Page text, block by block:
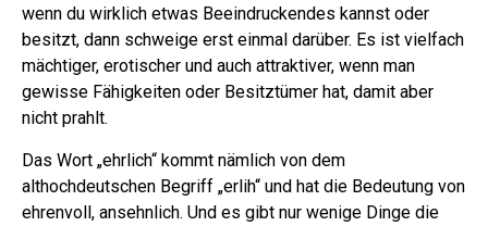
wenn du wirklich etwas Beeindruckendes kannst oder
besitzt, dann schweige erst einmal darüber. Es ist vielfach
mächtiger, erotischer und auch attraktiver, wenn man
gewisse Fähigkeiten oder Besitztümer hat, damit aber
nicht prahlt.
Das Wort „ehrlich“ kommt nämlich von dem
althochdeutschen Begriff „erlih“ und hat die Bedeutung von
ehrenvoll, ansehnlich. Und es gibt nur wenige Dinge die